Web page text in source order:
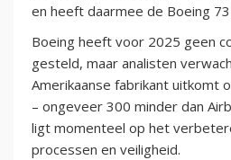
en heeft daarmee de Boeing
Boeing heeft voor 2025 geen
gesteld, maar analisten
Amerikaanse fabrikant uitkomt
– ongeveer 300 minder dan
ligt momenteel op het
processen en veiligheid.